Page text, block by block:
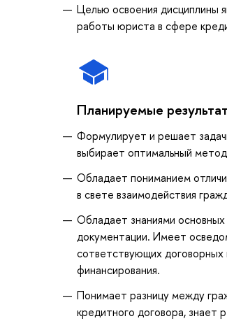
Целью освоения дисциплины
работы юриста в сфере
Планируемые
Формулирует и решает
выбирает оптимальный
Обладает пониманием
в свете взаимодействия
Обладает знаниями
документации. Имеет
сответствующих
финансирования.
Понимает разницу между
кредитного договора, знает